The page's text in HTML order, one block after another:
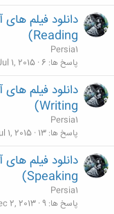
Reading)
Persia1
پاسخ ها 6
1, 2015
Writing)
Persia1
پاسخ ها 13
1, 2015
Speaking)
Persia1
پاسخ ها 9
2, 2013